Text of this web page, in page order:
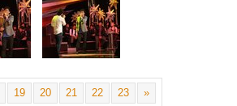
19 20 21 22 23 »